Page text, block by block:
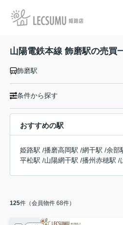
山陽電鉄本線 飾磨駅の売買
飾磨駅
条件から探す
おすすめの駅
姫路駅 /播磨高岡駅 /網干駅 /余部
平松駅 /山陽網干駅 /播州赤穂駅 /
125件（会員物件 68件）